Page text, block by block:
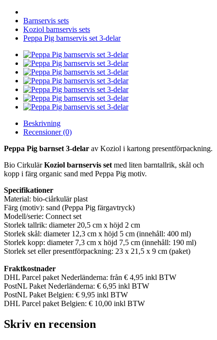
Barnservis sets
Koziol barnservis sets
Peppa Pig barnservis set 3-delar
Beskrivning
Recensioner (0)
Peppa Pig barnset 3-delar av Koziol i kartong presentförpackning.
Bio CirkulärKoziol barnservis set med liten barntallrik, skål och
kopp i färg organic sand med Peppa Pig motiv.
Specifikationer
Material: bio-ciårkulär plast
Färg (motiv): sand (Peppa Pig färgavtryck)
Modell/serie: Connect set
Storlek tallrik: diameter 20,5 cm x höjd 2 cm
Storlek skål: diameter 12,3 cm x höjd 5 cm (innehåll: 400 ml)
Storlek kopp: diameter 7,3 cm x höjd 7,5 cm (innehåll: 190 ml)
Storlek set eller presentförpackning: 23 x 21,5 x 9 cm (paket)
Fraktkostnader
DHL Parcel paket Nederländerna: från € 4,95 inkl BTW
PostNL Paket Nederländerna: € 6,95 inkl BTW
PostNL Paket Belgien: € 9,95 inkl BTW
DHL Parcel paket Belgien: € 10,00 inkl BTW
Skriv en recension